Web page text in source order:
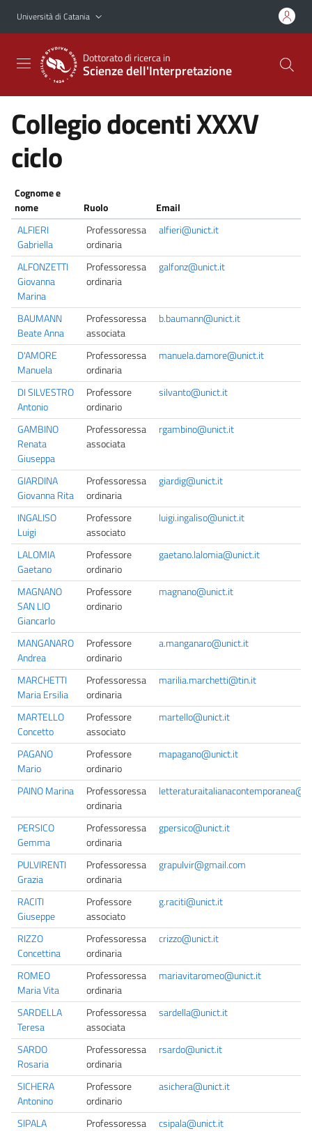
Vai al contenuto principale
Vai al menu di navigazione
Università di Catania
Dottorato di ricerca in
Scienze dell'Interpretazione
Collegio docenti XXXV
ciclo
Cognome e
nome
Ruolo
Email
ALFIERI
Gabriella
Professoressa
ordinaria
alfieri@unict.it
ALFONZETTI
Giovanna
Marina
Professoressa
ordinaria
galfonz@unict.it
BAUMANN
Beate Anna
Professoressa
associata
b.baumann@unict.it
D'AMORE
Manuela
Professoressa
ordinaria
manuela.damore@unict.it
DI SILVESTRO
Antonio
Professore
ordinario
silvanto@unict.it
GAMBINO
Renata
Giuseppa
Professoressa
associata
rgambino@unict.it
GIARDINA
Giovanna Rita
Professoressa
ordinaria
giardig@unict.it
INGALISO
Luigi
Professore
associato
luigi.ingaliso@unict.it
LALOMIA
Gaetano
Professore
ordinario
gaetano.lalomia@unict.it
MAGNANO
SAN LIO
Giancarlo
Professore
ordinario
magnano@unict.it
MANGANARO
Andrea
Professore
ordinario
a.manganaro@unict.it
MARCHETTI
Maria Ersilia
Professoressa
ordinaria
marilia.marchetti@tin.it
MARTELLO
Concetto
Professore
associato
martello@unict.it
PAGANO
Mario
Professore
ordinario
mapagano@unict.it
PAINO Marina
Professoressa
ordinaria
PERSICO
Gemma
Professoressa
ordinaria
gpersico@unict.it
PULVIRENTI
Grazia
Professoressa
ordinaria
grapulvir@gmail.com
RACITI
Giuseppe
Professore
associato
g.raciti@unict.it
RIZZO
Concettina
Professoressa
ordinaria
crizzo@unict.it
ROMEO
Maria Vita
Professoressa
ordinaria
mariavitaromeo@unict.it
SARDELLA
Teresa
Professoressa
associata
sardella@unict.it
SARDO
Rosaria
Professoressa
ordinaria
rsardo@unict.it
SICHERA
Antonino
Professore
ordinario
asichera@unict.it
SIPALA
Professoressa
csipala@unict.it